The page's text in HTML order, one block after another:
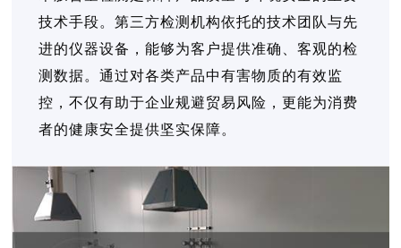
技术手段。第三方检测机构依托的技术团队与先
进的仪器设备，能够为客户提供准确、客观的检
测数据。通过对各类产品中有害物质的有效监
控，不仅有助于企业规避贸易风险，更能为消费
者的健康安全提供坚实保障。